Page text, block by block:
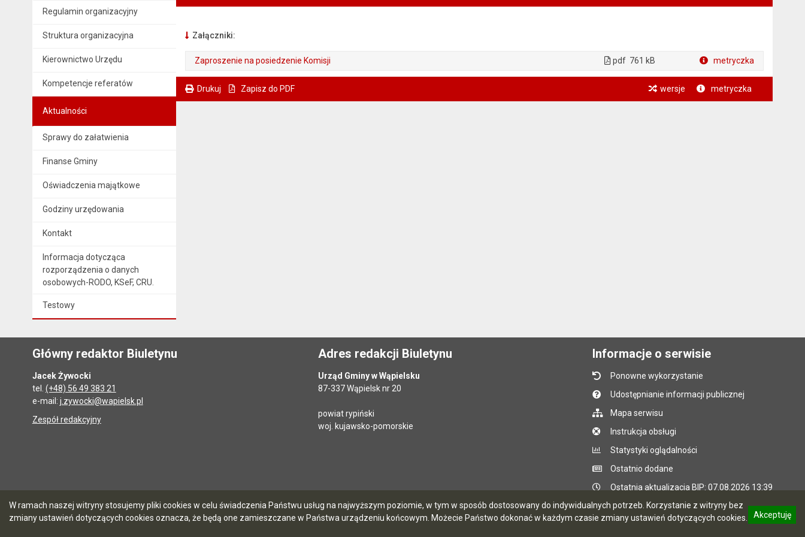
W ramach naszej witryny stosujemy pliki cookies w celu świadczenia Państwu usług na najwyższym poziomie, w tym w sposób dostosowany do indywidualnych potrzeb. Korzystanie z witryny bez
zmiany ustawień dotyczących cookies oznacza, że będą one zamieszczane w Państwa urządzeniu końcowym. Możecie Państwo dokonać w każdym czasie zmiany ustawień dotyczących cookies.
Akceptuję
Regulamin organizacyjny
Struktura organizacyjna
Kierownictwo Urzędu
Kompetencje referatów
Aktualności
Sprawy do załatwienia
Finanse Gminy
Oświadczenia majątkowe
Godziny urzędowania
Kontakt
Informacja dotycząca
rozporządzenia o danych
osobowych-RODO, KSeF, CRU.
Testowy
Załączniki:
Zaproszenie na posiedzenie Komisji pdf 761 kB metryczka
Drukuj Zapisz do PDF wersje metryczka
Główny redaktor Biuletynu
Jacek Żywocki
tel. (+48) 56 49 383 21
e-mail: j.zywocki@wapielsk.pl
Zespół redakcyjny
Adres redakcji Biuletynu
Urząd Gminy w Wąpielsku
87-337 Wąpielsk nr 20
powiat rypiński
woj. kujawsko-pomorskie
Informacje o serwisie
Ponowne wykorzystanie
Udostępnianie informacji publicznej
Mapa serwisu
Instrukcja obsługi
Statystyki oglądalności
Ostatnio dodane
Ostatnia aktualizacja BIP: 07.08.2026 13:39
5.7.0 [90] CMS i hosting: Logonet Sp. z o.o. w Bydgoszczy